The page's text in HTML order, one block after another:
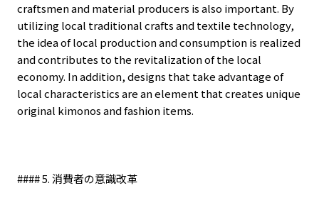
craftsmen and material producers is also important. By
utilizing local traditional crafts and textile technology,
the idea of local production and consumption is realized
and contributes to the revitalization of the local
economy. In addition, designs that take advantage of
local characteristics are an element that creates unique
original kimonos and fashion items.
#### 5.消費者の意識改革